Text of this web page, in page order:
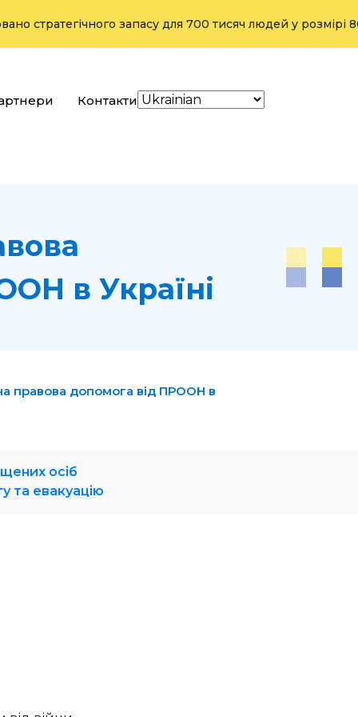
запасу для 700 тисяч людей у розмірі 800
Контакти
в Україні
правова допомога від ПРООН в
осіб
та евакуацію